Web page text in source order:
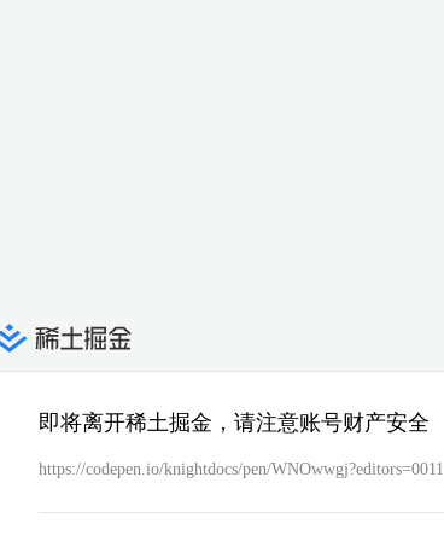
即将离开稀土掘金，请注意账号财产安全
https://codepen.io/knightdocs/pen/WNOwwgj?editors=0011